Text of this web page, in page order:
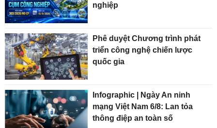
nghiệp
Phê duyệt Chương trình phát
triển công nghệ chiến lược
quốc gia
Infographic | Ngày An ninh
mạng Việt Nam 6/8: Lan tỏa
thông điệp an toàn số